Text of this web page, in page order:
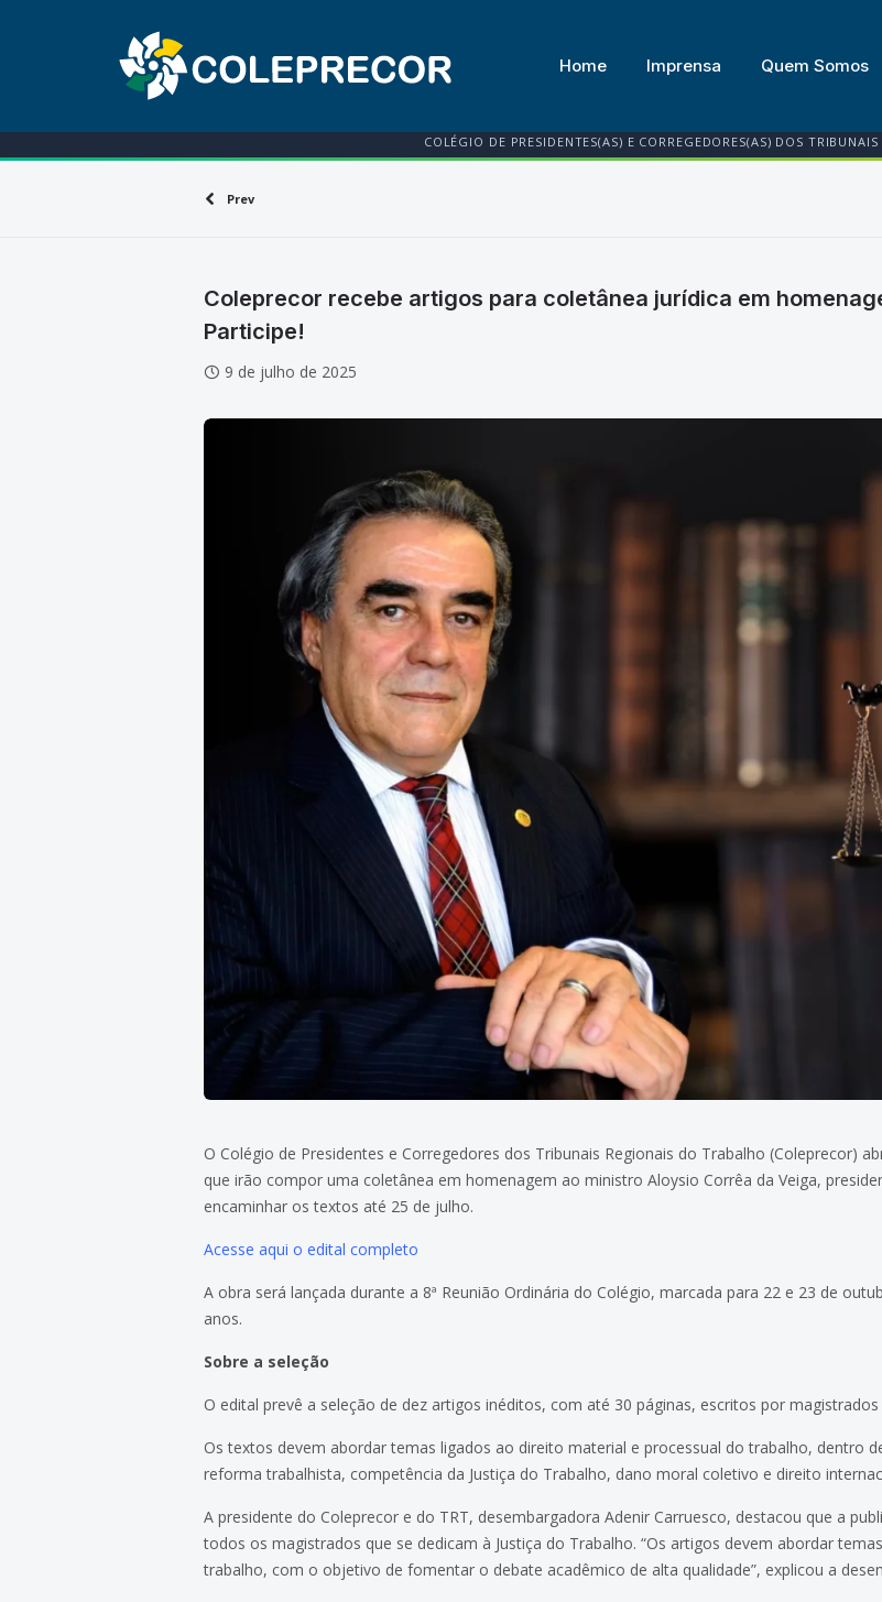
Home Imprensa Quem Somos
COLÉGIO DE PRESIDENTES(AS) E CORREGEDORES(AS) DOS
Prev
Coleprecor recebe artigos para coletânea jurídica em
Participe!
9 de julho de 2025
O Colégio de Presidentes e Corregedores dos Tribunais Regionais do Trabalho (Coleprecor)
que irão compor uma coletânea em homenagem ao ministro Aloysio Corrêa da Veiga,
encaminhar os textos até 25 de julho.
Acesse aqui o edital completo
A obra será lançada durante a 8ª Reunião Ordinária do Colégio, marcada para 22 e 23 de
anos.
Sobre a seleção
O edital prevê a seleção de dez artigos inéditos, com até 30 páginas, escritos por
Os textos devem abordar temas ligados ao direito material e processual do trabalho, dentro
reforma trabalhista, competência da Justiça do Trabalho, dano moral coletivo e direito
A presidente do Coleprecor e do TRT, desembargadora Adenir Carruesco, destacou que a
todos os magistrados que se dedicam à Justiça do Trabalho. “Os artigos devem abordar
trabalho, com o objetivo de fomentar o debate acadêmico de alta qualidade”, explicou a